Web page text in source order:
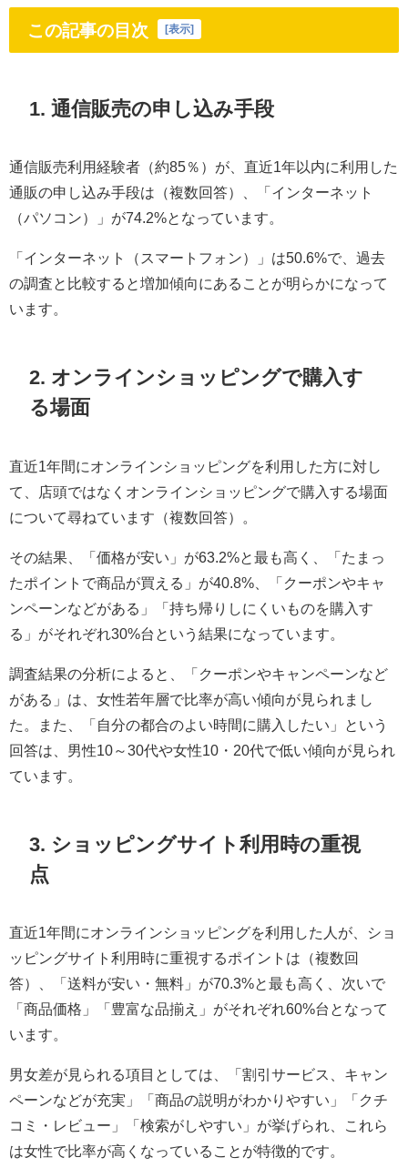
この記事の目次 [表示]
1. 通信販売の申し込み手段
通信販売利用経験者（約85％）が、直近1年以内に利用した
通販の申し込み手段は（複数回答）、「インターネット
（パソコン）」が74.2%となっています。
「インターネット（スマートフォン）」は50.6%で、過去
の調査と比較すると増加傾向にあることが明らかになって
います。
2. オンラインショッピングで購入す
る場面
直近1年間にオンラインショッピングを利用した方に対し
て、店頭ではなくオンラインショッピングで購入する場面
について尋ねています（複数回答）。
その結果、「価格が安い」が63.2%と最も高く、「たまっ
たポイントで商品が買える」が40.8%、「クーポンやキャ
ンペーンなどがある」「持ち帰りしにくいものを購入す
る」がそれぞれ30%台という結果になっています。
調査結果の分析によると、「クーポンやキャンペーンなど
がある」は、女性若年層で比率が高い傾向が見られまし
た。また、「自分の都合のよい時間に購入したい」という
回答は、男性10～30代や女性10・20代で低い傾向が見られ
ています。
3. ショッピングサイト利用時の重視
点
直近1年間にオンラインショッピングを利用した人が、ショ
ッピングサイト利用時に重視するポイントは（複数回
答）、「送料が安い・無料」が70.3%と最も高く、次いで
「商品価格」「豊富な品揃え」がそれぞれ60%台となって
います。
男女差が見られる項目としては、「割引サービス、キャン
ペーンなどが充実」「商品の説明がわかりやすい」「クチ
コミ・レビュー」「検索がしやすい」が挙げられ、これら
は女性で比率が高くなっていることが特徴的です。